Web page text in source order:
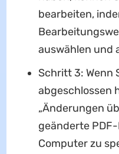
bearbeiten,
auswählen und
Schritt 3: Wenn
abgeschlossen
„Änderungen
geänderte
Computer zu